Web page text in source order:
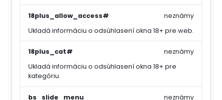
18plus_allow_access#
Ukladá informáciu o odsúhlasení okna 18+ pre web.
neznámy
18plus_cat#
Ukladá informáciu o odsúhlasení okna 18+ pre
kategóriu.
neznámy
bs_slide_menu neznámy